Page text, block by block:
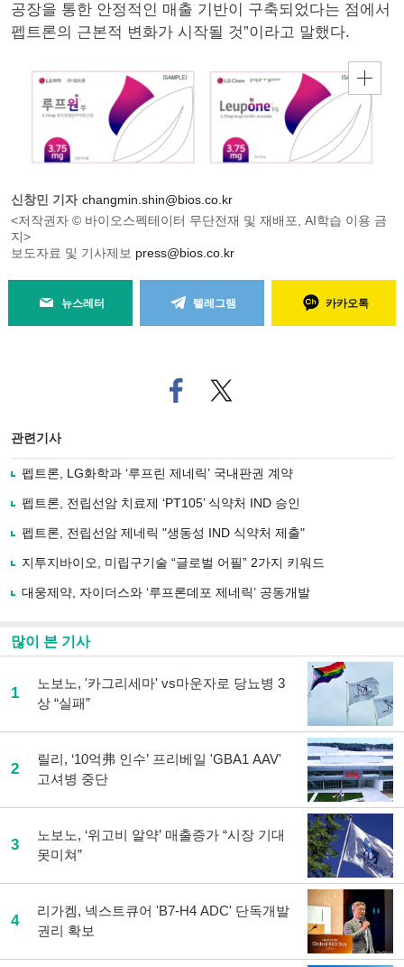
공장을 통한 안정적인 매출 기반이 구축되었다는 점에서
펩트론의 근본적 변화가 시작될 것”이라고 말했다.
신창민 기자 changmin.shin@bios.co.kr
<저작권자 © 바이오스펙테이터 무단전재 및 재배포, AI학습 이용 금
지>
보도자료 및 기사제보 press@bios.co.kr
뉴스레터 텔레그램 카카오톡
페
이
로
기
사
유
기
트위
터로
관련기사
펩트론, LG화학과 ‘루프린 제네릭’ 국내판권 계약
펩트론, 전립선암 치료제 ‘PT105’ 식약처 IND 승인
펩트론, 전립선암 제네릭 "생동성 IND 식약처 제출"
지투지바이오, 미립구기술 “글로벌 어필” 2가지 키워드
대웅제약, 자이더스와 ‘루프론데포 제네릭’ 공동개발
많이 본 기사
1
노보노, '카그리세마' vs마운자로 당뇨병 3
상 “실패”
2
릴리, ‘10억弗 인수’ 프리베일 'GBA1 AAV'
고셔병 중단
3
노보노, ‘위고비 알약’ 매출증가 “시장 기대
못미쳐”
4
리가켐, 넥스트큐어 'B7-H4 ADC' 단독개발
권리 확보